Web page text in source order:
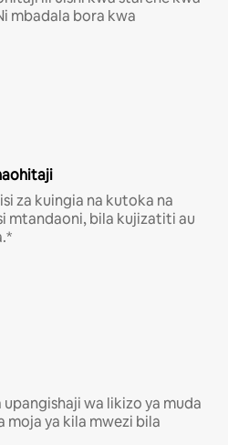
mbadala bora kwa
za kuingia na kutoka na
mtandaoni, bila kujizatiti au
wa likizo ya muda
moja ya kila mwezi bila